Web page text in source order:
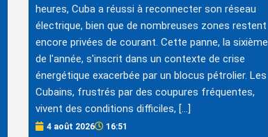
heures, Cuba a réussi à reconnecter son réseau
électrique, bien que de nombreuses zones restent
encore privées de courant. Cette panne, la sixième
de l'année, s'inscrit dans un contexte de crise
énergétique exacerbée par un blocus pétrolier. Les
Cubains, frustrés par des coupures fréquentes,
vivent des conditions difficiles, […]
4 août 2026 16:51